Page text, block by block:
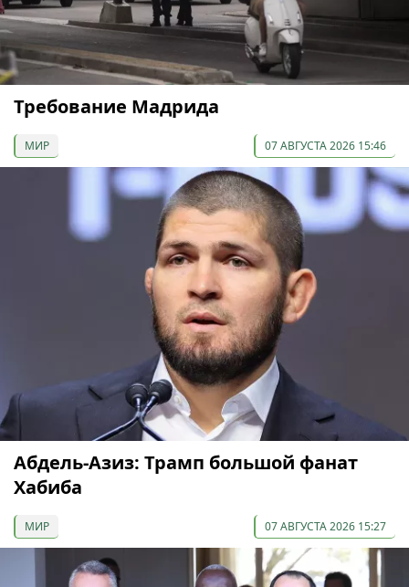
Требование Мадрида
МИР 07 АВГУСТА 2026 15:46
Абдель-Азиз: Трамп большой фанат
Хабиба
МИР 07 АВГУСТА 2026 15:27